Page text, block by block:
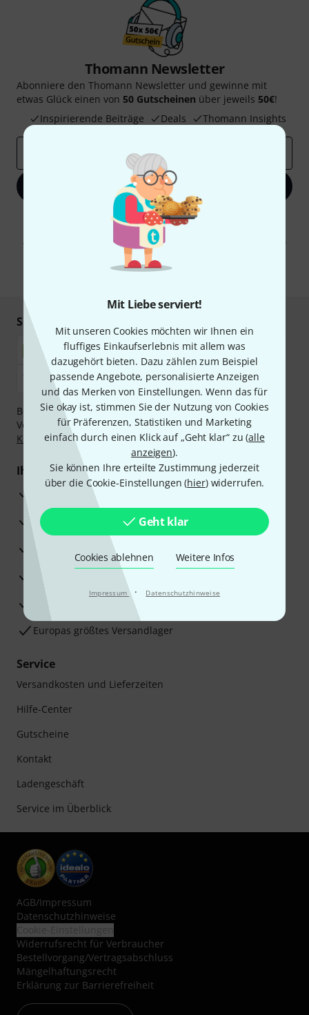
Mit Liebe serviert!
Mit unseren Cookies möchten wir Ihnen ein
fluffiges Einkaufserlebnis mit allem was
dazugehört bieten. Dazu zählen zum Beispiel
passende Angebote, personalisierte Anzeigen
und das Merken von Einstellungen. Wenn das für
Sie okay ist, stimmen Sie der Nutzung von Cookies
für Präferenzen, Statistiken und Marketing
einfach durch einen Klick auf „Geht klar“ zu (alle
anzeigen).
Sie können Ihre erteilte Zustimmung jederzeit
über die Cookie-Einstellungen (hier) widerrufen.
Geht klar
Cookies ablehnen Weitere Infos
Impressum · Datenschutzhinweise
Thomann Newsletter
Abonniere den Thomann Newsletter und gewinne mit
etwas Glück einen von 50 Gutscheinen über jeweils 50€!
Inspirierende Beiträge
Deals Thomann Insights
Jetzt anmelden
Mit Klick auf „Jetzt anmelden“ stimmen Sie dem Erhalt von E-Mail-
Werbung und einer Messung des E-Mail-Nutzungsverhaltens zu. Die
Abmeldung ist jederzeit möglich. Weitere Informationen finden Sie in
unserenDatenschutzhinweisen
* Pflichtfeld
Sicher einkaufen & bezahlen
Bezahlen Sie vertraulich und sicher per Nachnahme,
Vorkasse, PayPal, Amazon Pay,Klarna Sofort bezahlen
Klarna Ratenzahlungoder Kreditkarte.
Ihre Vorteile
3 Jahre Thomann Garantie
30 Tage Money-Back-Garantie
Beratung durch Fachexperten
Zufriedenheitsgarantie
Europas größtes Versandlager
Service
Versandkosten und Lieferzeiten
Hilfe-Center
Gutscheine
Kontakt
Ladengeschäft
Service im Überblick
AGB/Impressum
Datenschutzhinweise
Widerrufsrecht für Verbraucher
Bestellvorgang/Vertragsabschluss
Mängelhaftungsrecht
Erklärung zur Barrierefreiheit